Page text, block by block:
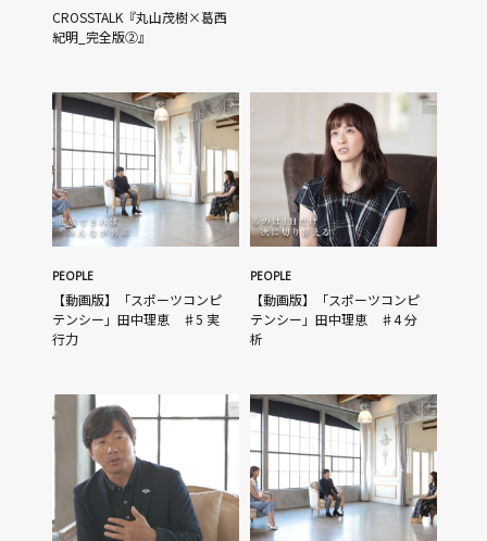
CROSSTALK『丸山茂樹×葛西
紀明_完全版②』
PEOPLE
【動画版】「スポーツコンピ
テンシー」田中理恵 ♯5 実
行力
PEOPLE
【動画版】「スポーツコンピ
テンシー」田中理恵 ♯4 分
析